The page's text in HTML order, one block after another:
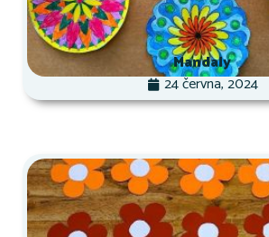
Mandaly
24 června, 2024